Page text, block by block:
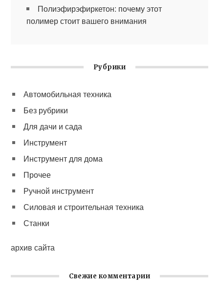
Полиэфирэфиркетон: почему этот
полимер стоит вашего внимания
Рубрики
Автомобильная техника
Без рубрики
Для дачи и сада
Инструмент
Инструмент для дома
Прочее
Ручной инструмент
Силовая и строительная техника
Станки
архив сайта
Свежие комментарии